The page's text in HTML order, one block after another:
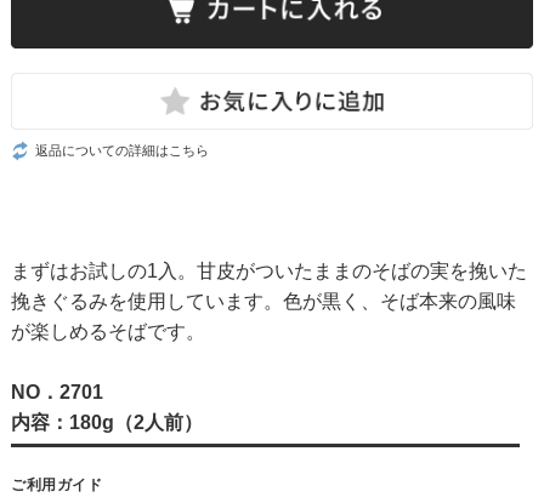
返品についての詳細はこちら
まずはお試しの1入。甘皮がついたままのそばの実を挽いた
挽きぐるみを使用しています。色が黒く、そば本来の風味
が楽しめるそばです。
NO．2701
内容：180g（2人前）
ご利用ガイド